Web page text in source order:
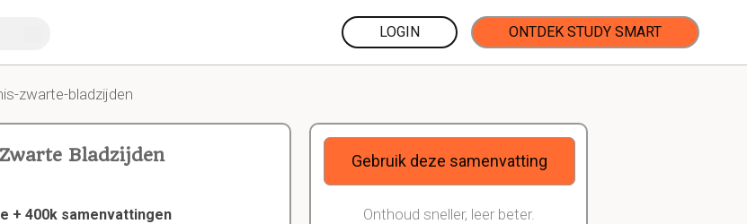
LOGIN ONTDEK STUDY SMART
zwarte-bladzijden
Bladzijden
+ 400k samenvattingen
Gebruik deze samenvatting
Onthoud sneller, leer beter.